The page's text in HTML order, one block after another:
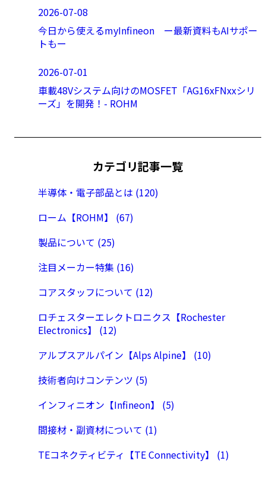
2026-07-08
今日から使えるmyInfineon ー最新資料もAIサポー
トもー
2026-07-01
車載48Vシステム向けのMOSFET「AG16xFNxxシリ
ーズ」を開発！- ROHM
カテゴリ記事一覧
半導体・電子部品とは (120)
ローム【ROHM】 (67)
製品について (25)
注目メーカー特集 (16)
コアスタッフについて (12)
ロチェスターエレクトロニクス【Rochester
Electronics】 (12)
アルプスアルパイン【Alps Alpine】 (10)
技術者向けコンテンツ (5)
インフィニオン【Infineon】 (5)
間接材・副資材について (1)
TEコネクティビティ【TE Connectivity】 (1)